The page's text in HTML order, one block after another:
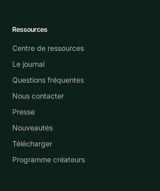
Ressources
Centre de ressources
Le journal
Questions fréquentes
Nous contacter
Presse
Nouveautés
Télécharger
Programme créateurs